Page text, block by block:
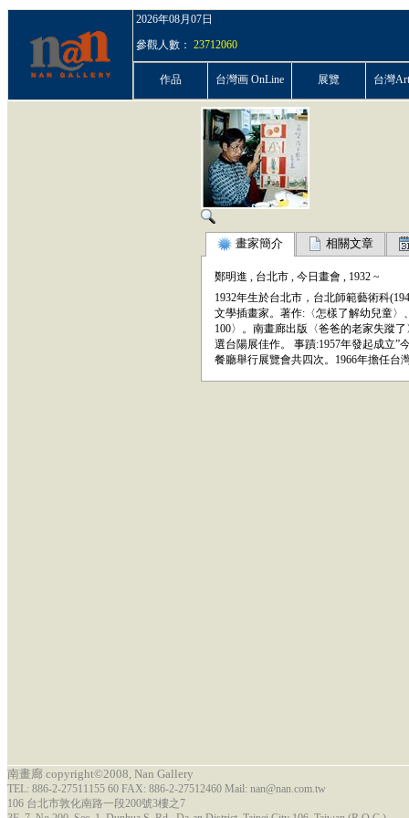
2026年08月07日
參觀人數： 23712060
作品 台灣画 OnLine 展覽 台灣
畫家簡介 相關文章
鄭明進 , 台北市 , 今日畫會 , 1932 ~
1932年生於台北市，台北師範藝術科
文學插畫家。著作:〈怎樣了解幼兒童
100〉。南畫廊出版〈爸爸的老家失蹤
選台陽展佳作。 事蹟:1957年發起成立”
餐廳舉行展覽會共四次。1966年擔任台
南畫廊 copyright©2008, Nan Gallery
TEL: 886-2-27511155 60 FAX: 886-2-27512460 Mail: nan@nan.com.tw
106 台北市敦化南路一段200號3樓之7